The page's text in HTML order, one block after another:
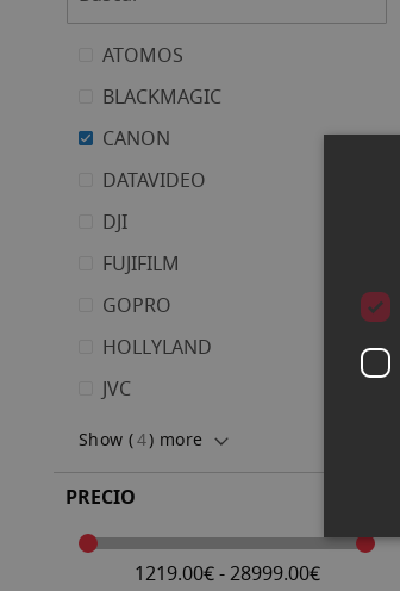
ATOMOS
BLACKMAGIC
CANON
DATAVIDEO
DJI
FUJIFILM
GOPRO
HOLLYLAND
JVC
Show (4) more
PRECIO
1219.00€ - 28999.00€